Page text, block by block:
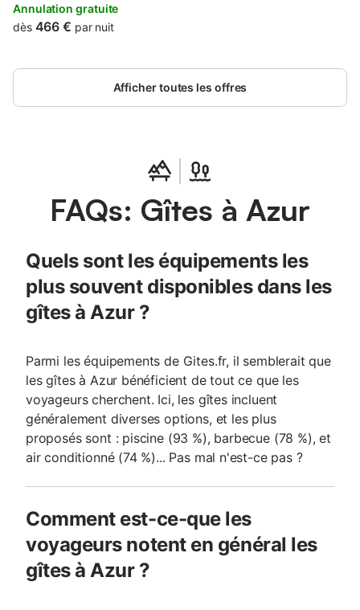
chambres ,2 salles de bain ,climatisation,cuisine extérieure avec
plancha ,terrasse de 100m2 .Piscine ,jacuzzi 5 place avec jet
100€
Annulation gratuite
dès 466 € par nuit
Afficher toutes les offres
FAQs: Gîtes à Azur
Quels sont les équipements les
plus souvent disponibles dans les
gîtes à Azur ?
Parmi les équipements de Gites.fr, il semblerait que
les gîtes à Azur bénéficient de tout ce que les
voyageurs cherchent. Ici, les gîtes incluent
généralement diverses options, et les plus
proposés sont : piscine (93 %), barbecue (78 %), et
air conditionné (74 %)... Pas mal n'est-ce pas ?
Comment est-ce-que les
voyageurs notent en général les
gîtes à Azur ?